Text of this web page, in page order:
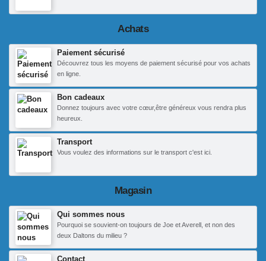
Achats
Paiement sécurisé
Découvrez tous les moyens de paiement sécurisé pour vos achats
en ligne.
Bon cadeaux
Donnez toujours avec votre cœur,être généreux vous rendra plus
heureux.
Transport
Vous voulez des informations sur le transport c'est ici.
Magasin
Qui sommes nous
Pourquoi se souvient-on toujours de Joe et Averell, et non des
deux Daltons du milieu ?
Contact